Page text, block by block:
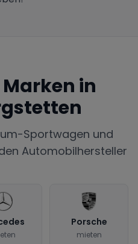
in
Sportwagen und
Automobilhersteller
Porsche
mieten